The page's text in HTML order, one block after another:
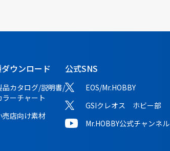
ウンロード
品カタログ/説明書/
ラーチャート
売店向け素材
公式SNS
EOS/Mr.HOBBY
GSIクレオス ホビー部
Mr.HOBBY公式チャンネル